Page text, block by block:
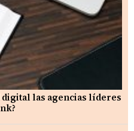
las agencias líderes